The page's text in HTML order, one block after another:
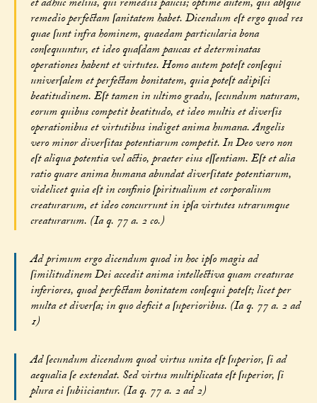
et adhuc melius, qui remediis paucis; optime autem, qui abſque
remedio perfectam ſanitatem habet. Dicendum eſt ergo quod res
quae ſunt infra hominem, quaedam particularia bona
conſequuntur, et ideo quaſdam paucas et determinatas
operationes habent et virtutes. Homo autem poteſt conſequi
univerſalem et perfectam bonitatem, quia poteſt adipiſci
beatitudinem. Eſt tamen in ultimo gradu, ſecundum naturam,
eorum quibus competit beatitudo, et ideo multis et diverſis
operationibus et virtutibus indiget anima humana. Angelis
vero minor diverſitas potentiarum competit. In Deo vero non
eſt aliqua potentia vel actio, praeter eius eſſentiam. Eſt et alia
ratio quare anima humana abundat diverſitate potentiarum,
videlicet quia eſt in confinio ſpiritualium et corporalium
creaturarum, et ideo concurrunt in ipſa virtutes utrarumque
creaturarum. (Ia q. 77 a. 2 co.)
Ad primum ergo dicendum quod in hoc ipſo magis ad
ſimilitudinem Dei accedit anima intellectiva quam creaturae
inferiores, quod perfectam bonitatem conſequi poteſt; licet per
multa et diverſa; in quo deficit a ſuperioribus. (Ia q. 77 a. 2 ad
1)
Ad ſecundum dicendum quod virtus unita eſt ſuperior, ſi ad
aequalia ſe extendat. Sed virtus multiplicata eſt ſuperior, ſi
plura ei ſubiiciantur. (Ia q. 77 a. 2 ad 2)